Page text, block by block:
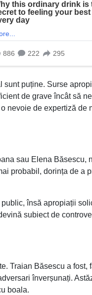
sunt puține. Surse
de grave încât să
nevoie de expertiză de
sau Elena Băsescu,
probabil, dorința de a
însă apropiații
subiect de
Traian Băsescu a fost,
înverșunați.
boala.